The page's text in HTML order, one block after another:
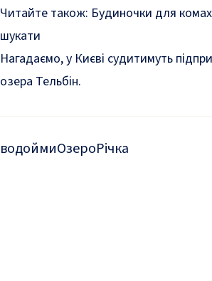
Читайте також: Будиночки для
шукати
Нагадаємо, у Києві судитимуть
озера Тельбін.
водоймиОзероРічка